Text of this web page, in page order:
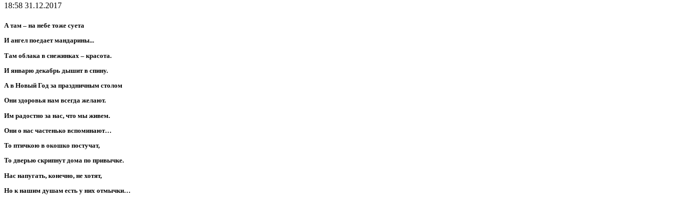
18:58 31.12.2017
А там – на небе тоже суета
И ангел поедает мандарины...
Там облака в снежинках – красота.
И январю декабрь дышит в спину.
А в Новый Год за праздничным столом
Они здоровья нам всегда желают.
Им радостно за нас, что мы живем.
Они о нас частенько вспоминают…
То птичкою в окошко постучат,
То дверью скрипнут дома по привычке.
Нас напугать, конечно, не хотят,
Но к нашим душам есть у них отмычки…